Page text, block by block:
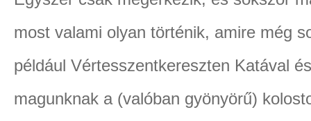
most valami olyan történik, amire még
például Vértesszentkereszten Katával
magunknak a (valóban gyönyörű)